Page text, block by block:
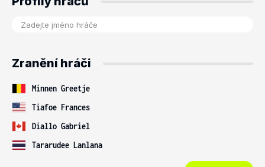
Zranění hráči
Minnen Greetje
Tiafoe Frances
Diallo Gabriel
Tararudee Lanlana